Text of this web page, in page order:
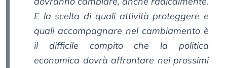
E la scelta di quali attività proteggere e
quali accompagnare nel cambiamento è
il difficile compito che la politica
economica dovrà affrontare nei prossimi